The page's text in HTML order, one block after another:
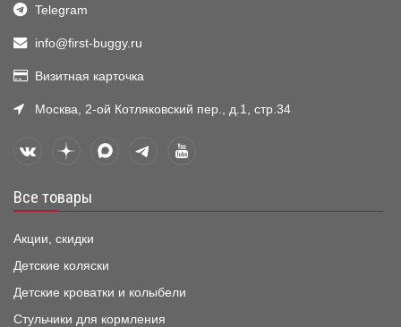
Telegram
info@first-buggy.ru
Визитная карточка
Москва, 2-ой Котляковский пер., д.1, стр.34
Все товары
Акции, скидки
Детские коляски
Детские кроватки и колыбели
Стульчики для кормления